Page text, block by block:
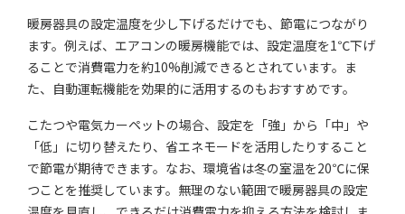
暖房器具の設定温度を少し下げるだけでも、節電につながり
ます。例えば、エアコンの暖房機能では、設定温度を1℃下げ
ることで消費電力を約10%削減できるとされています。ま
た、自動運転機能を効果的に活用するのもおすすめです。
こたつや電気カーペットの場合、設定を「強」から「中」や
「低」に切り替えたり、省エネモードを活用したりすること
で節電が期待できます。なお、環境省は冬の室温を20℃に保
つことを推奨しています。無理のない範囲で暖房器具の設定